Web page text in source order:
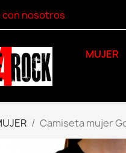
nosotros
MUJER
Camiseta mujer